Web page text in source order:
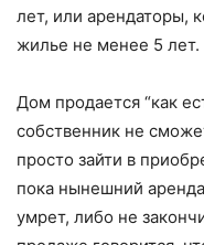
лет, или арендаторы,
жилье не менее 5 лет.
Дом продается “как
собственник не
просто зайти в
пока нынешний
умрет, либо не